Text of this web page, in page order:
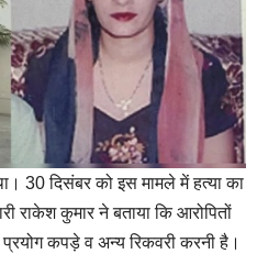
30 दिसंबर को इस मामले में हत्या का
राकेश कुमार ने बताया कि आरोपितों
कपड़े व अन्य रिकवरी करनी है।